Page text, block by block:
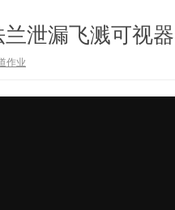
泄漏飞溅可视器
作业